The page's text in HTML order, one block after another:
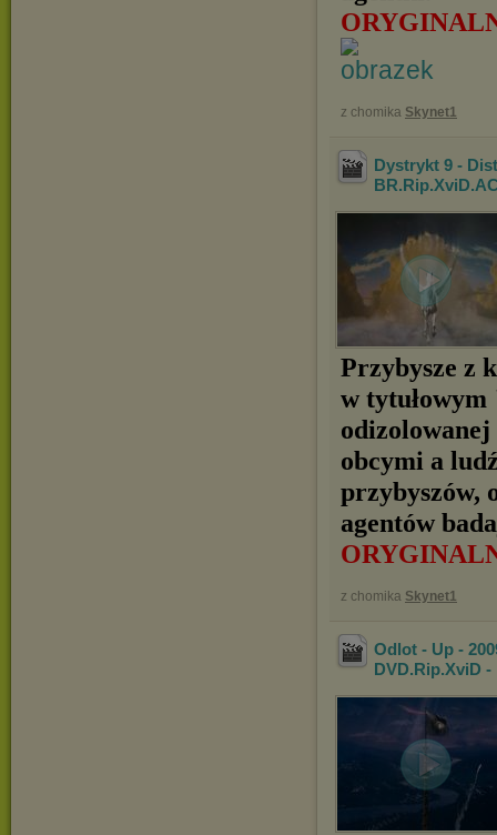
z chomika Skynet1
Dystrykt 9 -
Przybysze z
w
obcymi a
przybyszów,
agentów
z chomika Skynet1
Odlot - Up -
DVD.Rip.XviD -